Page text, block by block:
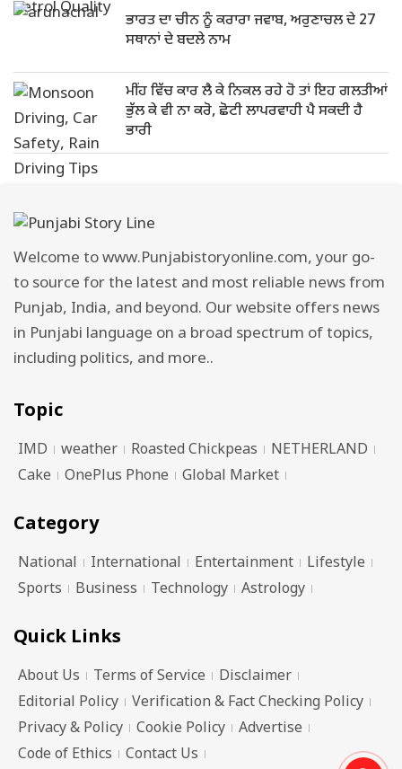
ਭਾਰਤ ਦਾ ਚੀਨ ਨੂੰ ਕਰਾਰਾ ਜਵਾਬ, ਅਰੁਣਾਚਲ ਦੇ 27
ਸਥਾਨਾਂ ਦੇ ਬਦਲੇ ਨਾਮ
ਮੀਂਹ ਵਿੱਚ ਕਾਰ ਲੈ ਕੇ ਨਿਕਲ ਰਹੇ ਹੋ ਤਾਂ ਇਹ ਗਲਤੀਆਂ
ਭੁੱਲ ਕੇ ਵੀ ਨਾ ਕਰੋ, ਛੋਟੀ ਲਾਪਰਵਾਹੀ ਪੈ ਸਕਦੀ ਹੈ
ਭਾਰੀ
Welcome to www.Punjabistoryonline.com, your go-
to source for the latest and most reliable news from
Punjab, India, and beyond. Our website offers news
in Punjabi language on a broad spectrum of topics,
including politics, and more..
Topic
IMD weather Roasted Chickpeas
NETHERLAND
Cake
OnePlus Phone Global Market
Category
National International Entertainment
Lifestyle
Sports
Business Technology Astrology
Quick Links
About Us Terms of Service
Disclaimer
Editorial Policy
Verification & Fact Checking Policy
Privacy & Policy
Cookie Policy
Advertise
Code of Ethics
Contact Us